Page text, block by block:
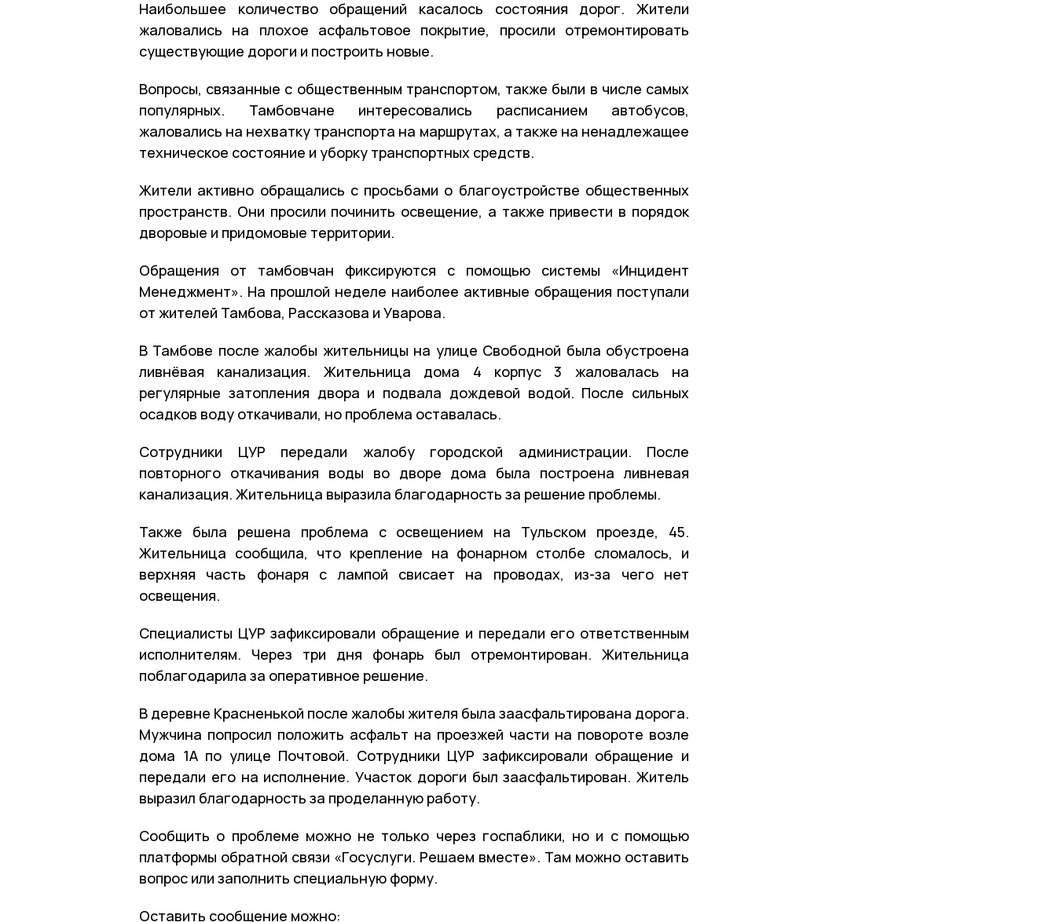
Наибольшее количество обращений касалось состояния дорог. Жители
жаловались на плохое асфальтовое покрытие, просили отремонтировать
существующие дороги и построить новые.
Вопросы, связанные с общественным транспортом, также были в числе самых
популярных. Тамбовчане интересовались расписанием автобусов,
жаловались на нехватку транспорта на маршрутах, а также на ненадлежащее
техническое состояние и уборку транспортных средств.
Жители активно обращались с просьбами о благоустройстве общественных
пространств. Они просили починить освещение, а также привести в порядок
дворовые и придомовые территории.
Обращения от тамбовчан фиксируются с помощью системы «Инцидент
Менеджмент». На прошлой неделе наиболее активные обращения поступали
от жителей Тамбова, Рассказова и Уварова.
В Тамбове после жалобы жительницы на улице Свободной была обустроена
ливнёвая канализация. Жительница дома 4 корпус 3 жаловалась на
регулярные затопления двора и подвала дождевой водой. После сильных
осадков воду откачивали, но проблема оставалась.
Сотрудники ЦУР передали жалобу городской администрации. После
повторного откачивания воды во дворе дома была построена ливневая
канализация. Жительница выразила благодарность за решение проблемы.
Также была решена проблема с освещением на Тульском проезде, 45.
Жительница сообщила, что крепление на фонарном столбе сломалось, и
верхняя часть фонаря с лампой свисает на проводах, из-за чего нет
освещения.
Специалисты ЦУР зафиксировали обращение и передали его ответственным
исполнителям. Через три дня фонарь был отремонтирован. Жительница
поблагодарила за оперативное решение.
В деревне Красненькой после жалобы жителя была заасфальтирована дорога.
Мужчина попросил положить асфальт на проезжей части на повороте возле
дома 1А по улице Почтовой. Сотрудники ЦУР зафиксировали обращение и
передали его на исполнение. Участок дороги был заасфальтирован. Житель
выразил благодарность за проделанную работу.
Сообщить о проблеме можно не только через госпаблики, но и с помощью
платформы обратной связи «Госуслуги. Решаем вместе». Там можно оставить
вопрос или заполнить специальную форму.
Оставить сообщение можно: